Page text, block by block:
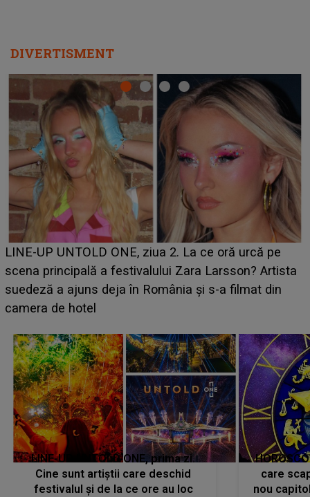
DIVERTISMENT
Ce a dezvăluit noua concurentă din "Casa Iubirii" l-a
luat prin surprindere pe Emanuel. CINE ESTE
BĂIATUL VIZAT de Alexandra?! Aflându-se în fața
faptului împlinit, A RECUNOSCUT IMEDIAT: "Am
LINE-UP UNTOLD ONE, prima zi.
Cine sunt artiștii care deschid
festivalul și de la ce ore au loc
care
nou